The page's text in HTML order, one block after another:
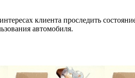
клиента проследить
автомобиля.